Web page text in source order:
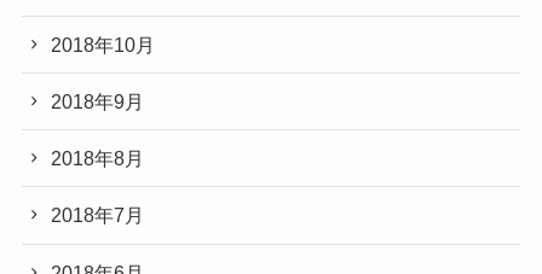
2018年10月
2018年9月
2018年8月
2018年7月